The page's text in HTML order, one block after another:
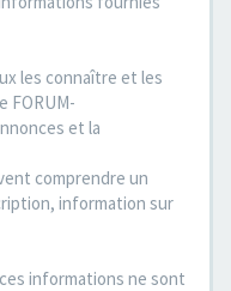
les connaître et les
FORUM-
et la
comprendre un
information sur
informations ne sont